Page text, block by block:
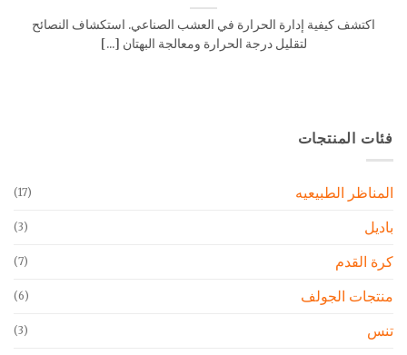
اكتشف كيفية إدارة الحرارة في العشب الصناعي. استكشاف النصائح
لتقليل درجة الحرارة ومعالجة البهتان [...]
فئات المنتجات
المناظر الطبيعيه (17)
باديل (3)
كرة القدم (7)
منتجات الجولف (6)
تنس (3)